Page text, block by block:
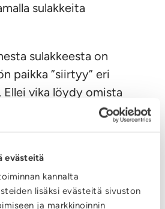
evästeitä
kannalta
lisäksi evästeitä sivuston
ja markkinoinnin
sulakkeita
sulakkeesta on
paikka ”siirtyy” eri
Ellei vika löydy omista
ottamaan yhteyttä
vikapäivystykseen.
vikapäivystys p.